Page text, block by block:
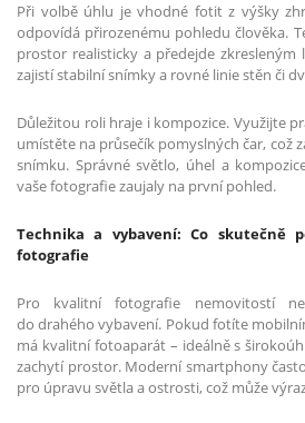
Při volbě úhlu je vhodné fotit z výšky
odpovídá přirozenému pohledu člověka.
prostor realisticky a předejde
zajistí stabilní snímky a rovné linie stěn či
Důležitou roli hraje i kompozice. Využijte
umístěte na průsečík pomyslných čar, což
snímku. Správné světlo, úhel a
vaše fotografie zaujaly na první pohled.
Technika a vybavení: Co skutečně
fotografie
Pro kvalitní fotografie nemovitostí
do drahého vybavení. Pokud fotíte
má kvalitní fotoaparát – ideálně s
zachytí prostor. Moderní smartphony
pro úpravu světla a ostrosti, což může